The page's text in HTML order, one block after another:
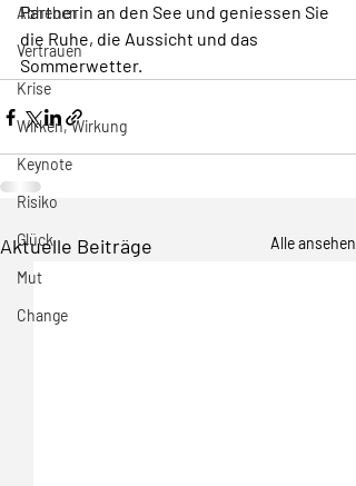
Abheben
Vertrauen
Krise
Wirken, Wirkung
Keynote
Risiko
Glück
Mut
Change
Partnerin an den See und geniessen Sie
die Ruhe, die Aussicht und das
Sommerwetter.
Aktuelle Beiträge Alle ansehen